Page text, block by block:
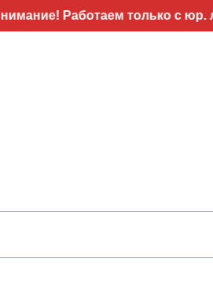
Работаем только с юр.